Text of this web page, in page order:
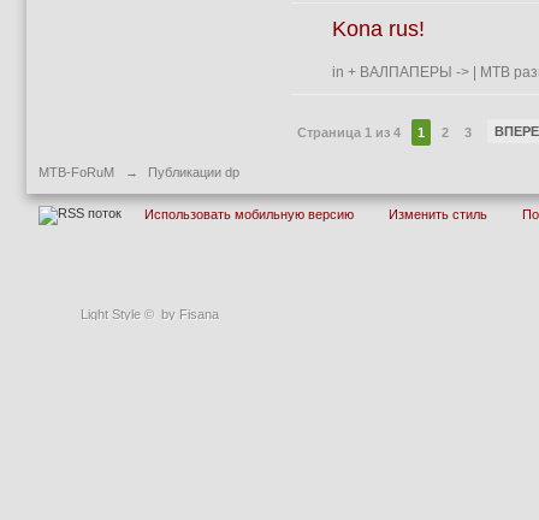
Light Style © by Fisana
Kona rus!
in + ВАЛПАПЕРЫ -> | MTB
Страница 1 из 4 1 2 3
MTB-FoRuM → Публикации dp
Использовать мобильную версию Изменить стиль